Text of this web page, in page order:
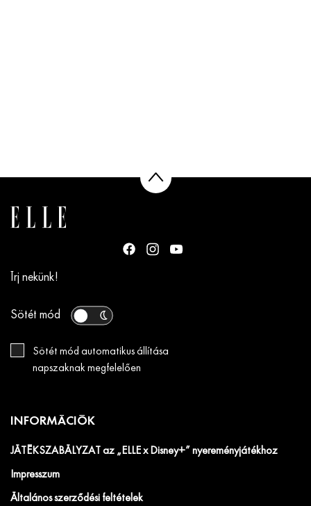
Írj nekünk!
Sötét mód
Sötét mód automatikus állítása
napszaknak megfelelően
INFORMÁCIÓK
JÁTÉKSZABÁLYZAT az „ELLE x Disney+” nyereményjátékhoz
Impresszum
Általános szerződési feltételek